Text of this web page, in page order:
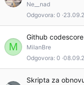
Ne__nad
Odgovora 0
M
Github
MilanBre
Odgovora 0
Skripta za